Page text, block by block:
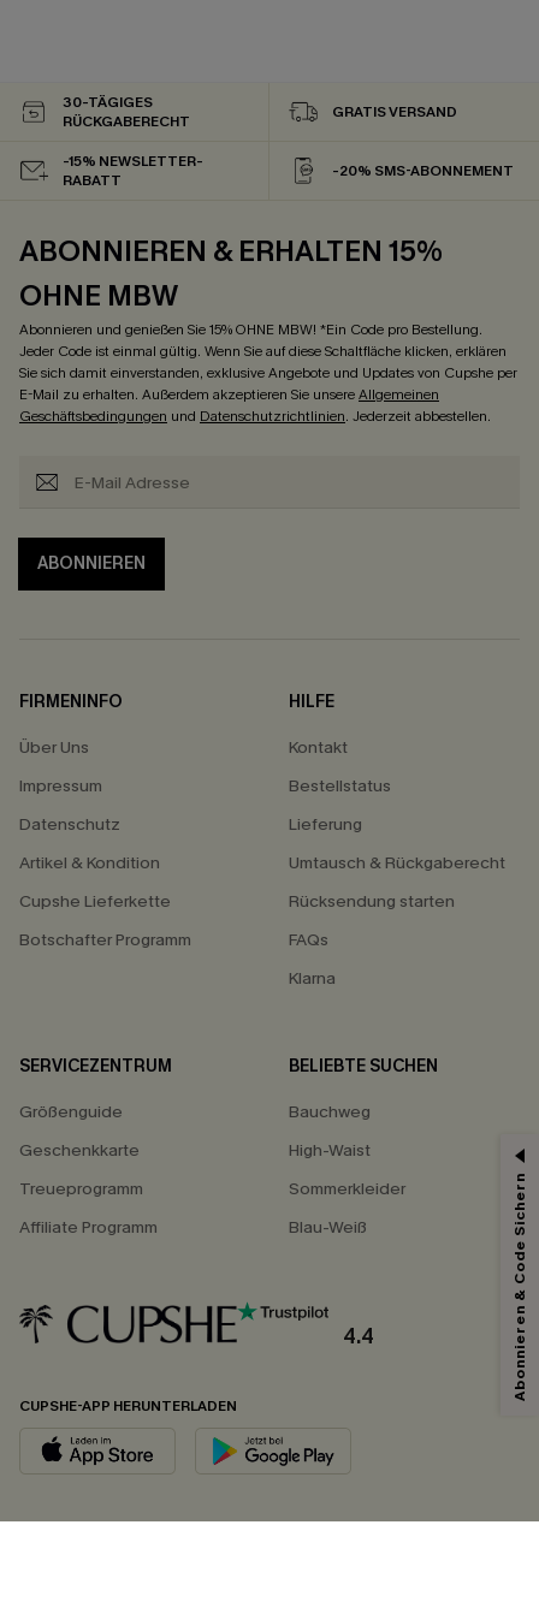
30-TÄGIGES
RÜCKGABERECHT
GRATIS VERSAND
-15% NEWSLETTER-
RABATT
-20% SMS-ABONNEMENT
ABONNIEREN & ERHALTEN 15%
OHNE MBW
Abonnieren und genießen Sie 15% OHNE MBW! *Ein Code pro Bestellung.
Jeder Code ist einmal gültig. Wenn Sie auf diese Schaltfläche klicken, erklären
Sie sich damit einverstanden, exklusive Angebote und Updates von Cupshe per
E-Mail zu erhalten. Außerdem akzeptieren Sie unsereAllgemeinen
Geschäftsbedingungen und Datenschutzrichtlinien. Jederzeit abbestellen.
ABONNIEREN
FIRMENINFO
Über Uns
Impressum
Datenschutz
Artikel & Kondition
Cupshe Lieferkette
Botschafter Programm
HILFE
Kontakt
Bestellstatus
Lieferung
Umtausch & Rückgaberecht
Rücksendung starten
FAQs
Klarna
SERVICEZENTRUM
Größenguide
Geschenkkarte
Treueprogramm
Affiliate Programm
BELIEBTE SUCHEN
Bauchweg
High-Waist
Sommerkleider
Blau-Weiß
4.4
CUPSHE-APP HERUNTERLADEN
Abonnieren & Code Sichern